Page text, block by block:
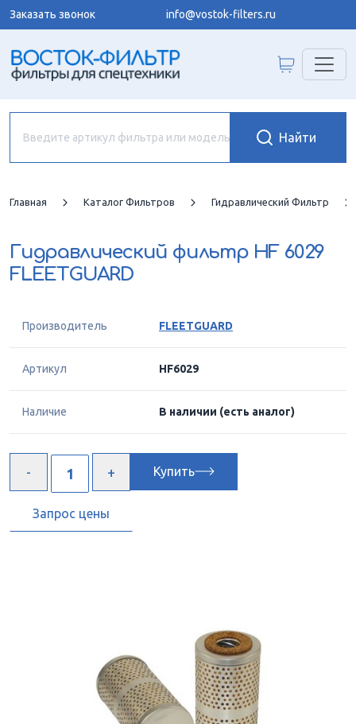
Заказать звонок info@vostok-filters.ru
Главная Каталог Фильтров Гидравлический Фильтр
Гидравлический фильтр HF 6029
FLEETGUARD
Производитель FLEETGUARD
Артикул HF6029
Наличие В наличии (есть аналог)
Купить
Запрос цены